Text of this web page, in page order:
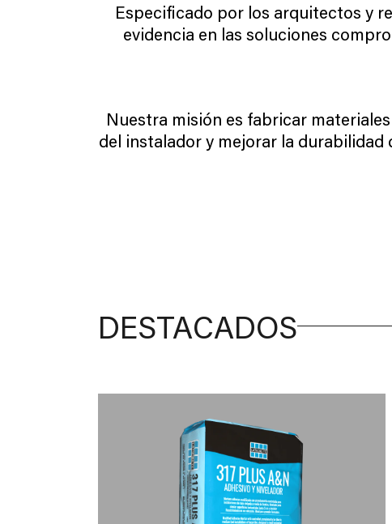
Especiﬁcado por los arquitectos y
evidencia en las soluciones
Nuestra misión es fabricar
del instalador y mejorar la durabilidad
DESTACADOS